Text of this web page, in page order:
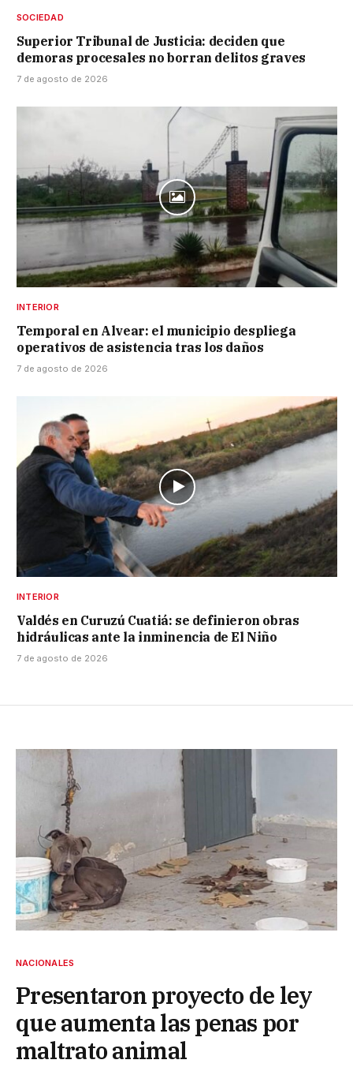
SOCIEDAD
Superior Tribunal de Justicia: deciden que
demoras procesales no borran delitos graves
7 de agosto de 2026
INTERIOR
Temporal en Alvear: el municipio despliega
operativos de asistencia tras los daños
7 de agosto de 2026
INTERIOR
Valdés en Curuzú Cuatiá: se definieron obras
hidráulicas ante la inminencia de El Niño
7 de agosto de 2026
NACIONALES
Presentaron proyecto de ley
que aumenta las penas por
maltrato animal